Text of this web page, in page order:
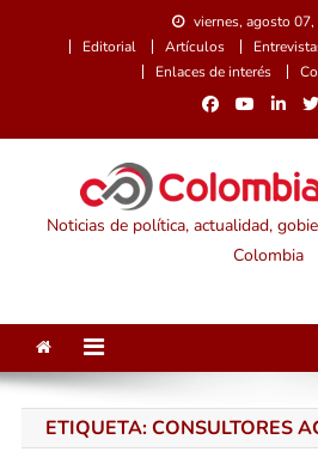
viernes, agosto
Editorial
Artículos
Enlaces de interés
Noticias de política, actualidad,
Colombia
ETIQUETA:CONSULTORES